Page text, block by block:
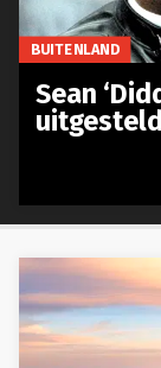
BUITENLAND
Sean